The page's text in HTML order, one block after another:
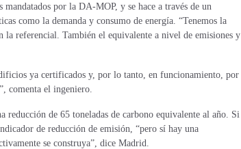
por la DA-MOP, y se hace a través de un
como la demanda y consumo de energía. “Tenemos la
referencial. También el equivalente a nivel de emisiones y
ya certificados y, por lo tanto, en funcionamiento, por
comenta el ingeniero.
de 65 toneladas de carbono equivalente al año. Si
de reducción de emisión, “pero sí hay una
se construya”, dice Madrid.